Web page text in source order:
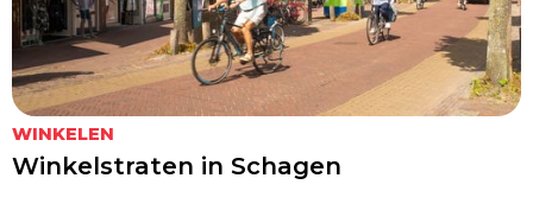
WINKELEN
Winkelstraten in Schagen